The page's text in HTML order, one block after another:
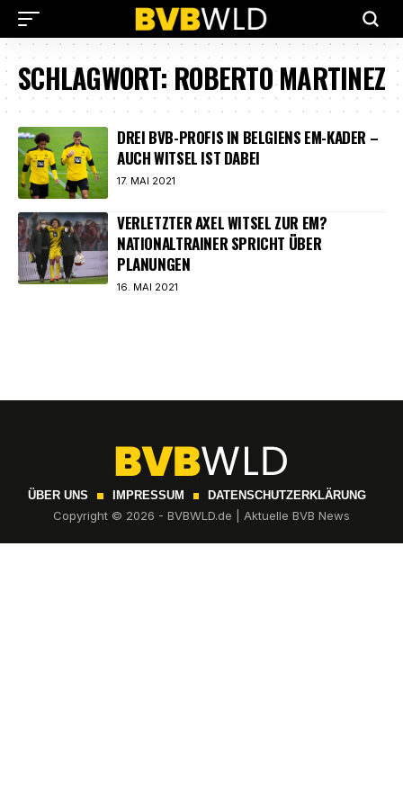
SCHLAGWORT:ROBERTO MARTINEZ
DREI BVB-PROFIS IN BELGIENS EM-KADER –
AUCH WITSEL IST DABEI
17. MAI 2021
VERLETZTER AXEL WITSEL ZUR EM?
NATIONALTRAINER SPRICHT ÜBER
PLANUNGEN
16. MAI 2021
ÜBER UNS IMPRESSUM DATENSCHUTZERKLÄRUNG
Copyright © 2026 - BVBWLD.de | Aktuelle BVB News